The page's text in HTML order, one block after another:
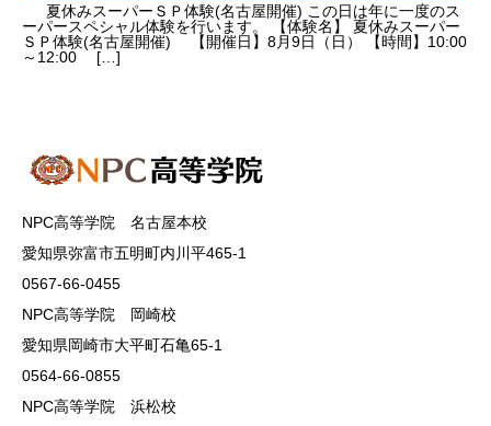
夏休みスーパーＳＰ体験(名古屋開催) この日は年に一度のス
ーパースペシャル体験を行います。 【体験名】 夏休みスーパー
ＳＰ体験(名古屋開催) 【開催日】8月9日（日） 【時間】10:00
～12:00 […]
NPC高等学院 名古屋本校
愛知県弥富市五明町内川平465-1
0567-66-0455
NPC高等学院 岡崎校
愛知県岡崎市大平町石亀65-1
0564-66-0855
NPC高等学院 浜松校